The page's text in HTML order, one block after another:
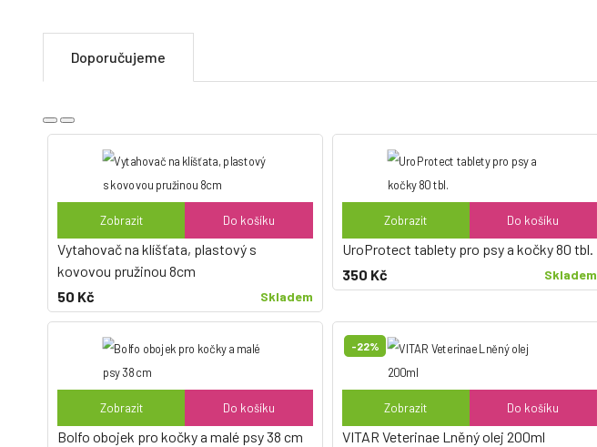
Doporučujeme
Zobrazit Do košíku
Vytahovač na klíšťata, plastový s
kovovou pružinou 8cm
50 Kč
Skladem
Zobrazit Do košíku
UroProtect tablety pro psy a kočky 80 tbl.
350 Kč
Skladem
Zobrazit Do košíku
Bolfo obojek pro kočky a malé psy 38 cm
-22%
Zobrazit Do košíku
VITAR Veterinae Lněný olej 200ml